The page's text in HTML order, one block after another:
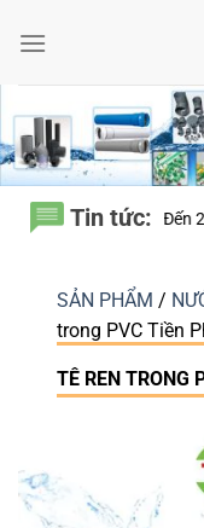
qua
Tin tức:
Đến 20 Năm Sử
SẢN PHẨM /
trong PVC Tiền
TÊ REN TRONG